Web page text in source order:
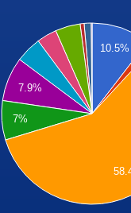
10.5%
7.9%
7%